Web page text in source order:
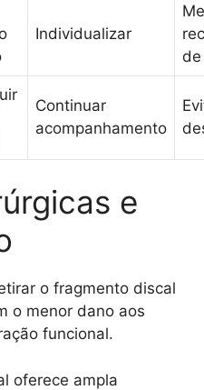
Individualizar
Continuar
acompanhamento
e
o fragmento discal
o menor dano aos
funcional.
oferece ampla